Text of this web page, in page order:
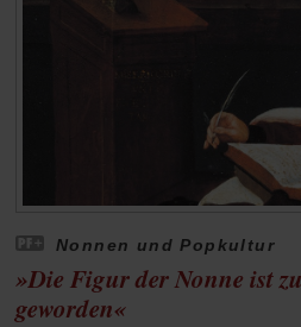
Nonnen und Popkultur
»Die Figur der Nonne ist
geworden«